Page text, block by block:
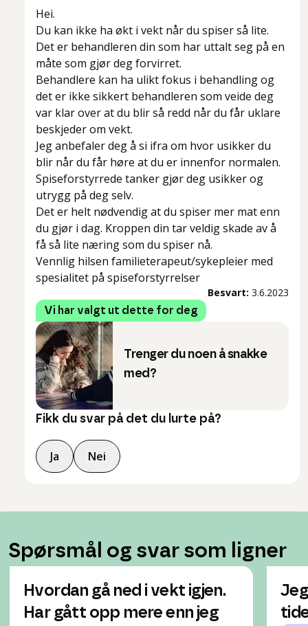
Hei.
Du kan ikke ha økt i vekt når du spiser så lite.
Det er behandleren din som har uttalt seg på en
måte som gjør deg forvirret.
Behandlere kan ha ulikt fokus i behandling og
det er ikke sikkert behandleren som veide deg
var klar over at du blir så redd når du får uklare
beskjeder om vekt.
Jeg anbefaler deg å si ifra om hvor usikker du
blir når du får høre at du er innenfor normalen.
Spiseforstyrrede tanker gjør deg usikker og
utrygg på deg selv.
Det er helt nødvendig at du spiser mer mat enn
du gjør i dag. Kroppen din tar veldig skade av å
få så lite næring som du spiser nå.
Vennlig hilsen familieterapeut/sykepleier med
spesialitet på spiseforstyrrelser
Besvart: 3.6.2023
Vi har valgt ut dette for deg
Trenger du noen å snakke
med?
Fikk du svar på det du lurte på?
Ja Nei
Spørsmål og svar som ligner
Hvordan gå ned i vekt igjen.
Har gått opp mere enn jeg